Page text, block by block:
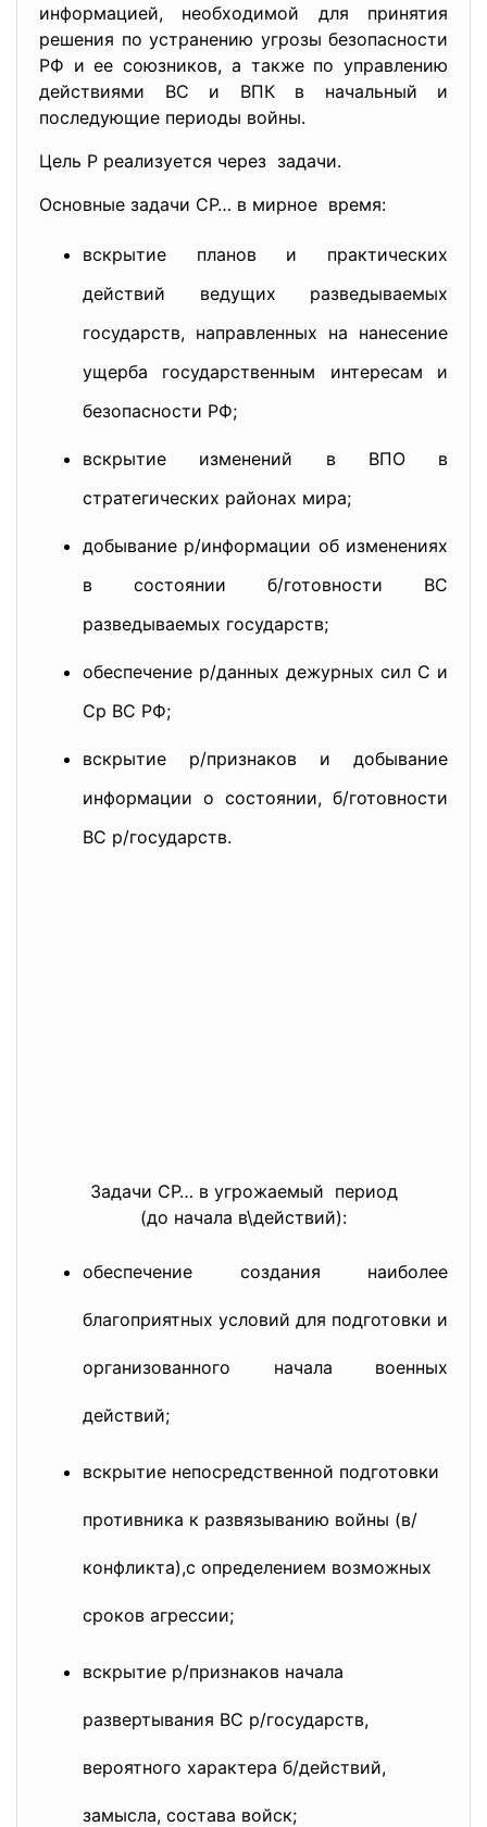
информацией, необходимой для принятия
решения по устранению угрозы безопасности
РФ и ее союзников, а также по управлению
действиями ВС и ВПК в начальный и
последующие периоды войны.
Цель Р реализуется через задачи.
Основные задачи СР… в мирное время:
вскрытие планов и практических
действий ведущих разведываемых
государств, направленных на нанесение
ущерба государственным интересам и
безопасности РФ;
вскрытие изменений в ВПО в
стратегических районах мира;
добывание р/информации об изменениях
в состоянии б/готовности ВС
разведываемых государств;
обеспечение р/данных дежурных сил С и
Ср ВС РФ;
вскрытие р/признаков и добывание
информации о состоянии, б/готовности
ВС р/государств.
Задачи СР… в угрожаемый период
(до начала в\действий):
обеспечение создания наиболее
благоприятных условий для подготовки и
организованного начала военных
действий;
вскрытие непосредственной подготовки
противника к развязыванию войны (в/
конфликта),с определением возможных
сроков агрессии;
вскрытие р/признаков начала
развертывания ВС р/государств,
вероятного характера б/действий,
замысла, состава войск;